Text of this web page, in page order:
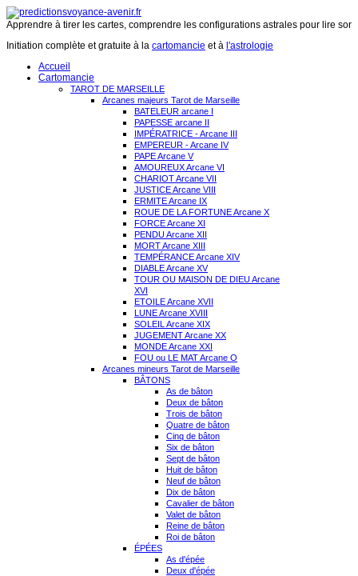
Apprendre à tirer les cartes, comprendre les configurations astrales pour lire
Initiation complète et gratuite à la cartomancie et à l'astrologie
Accueil
Cartomancie
TAROT DE MARSEILLE
Arcanes majeurs Tarot de Marseille
BATELEUR arcane I
PAPESSE arcane II
IMPÉRATRICE - Arcane III
EMPEREUR - Arcane IV
PAPE Arcane V
AMOUREUX Arcane VI
CHARIOT Arcane VII
JUSTICE Arcane VIII
ERMITE Arcane IX
ROUE DE LA FORTUNE Arcane X
FORCE Arcane XI
PENDU Arcane XII
MORT Arcane XIII
TEMPÉRANCE Arcane XIV
DIABLE Arcane XV
TOUR OU MAISON DE DIEU Arcane
XVI
ETOILE Arcane XVII
LUNE Arcane XVIII
SOLEIL Arcane XIX
JUGEMENT Arcane XX
MONDE Arcane XXI
FOU ou LE MAT Arcane O
Arcanes mineurs Tarot de Marseille
BÂTONS
As de bâton
Deux de bâton
Trois de bâton
Quatre de bâton
Cinq de bâton
Six de bâton
Sept de bâton
Huit de bâton
Neuf de bâton
Dix de bâton
Cavalier de bâton
Valet de bâton
Reine de bâton
Roi de bâton
ÉPÉES
As d'épée
Deux d'épée